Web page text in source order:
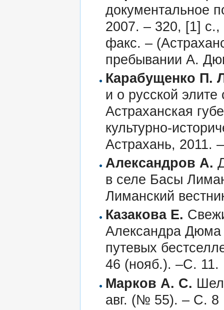
документальное
2007. – 320, [1]
факс. –
пребывании А.
Карабущенко П.
и о русской
Астраханская
культурно-
Астрахань, 2011.
Александров А.
в селе Басы
Лиманский
Казакова Е.
Александра Дюма
путевых
46 (нояб.). –С. 11.
Марков А. С.
авг. (№ 55). – С. 8